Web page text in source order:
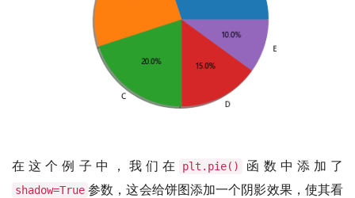
在这个例子中，我们在 plt.pie() 函数中添加了
shadow=True 参数，这会给饼图添加一个阴影效果，使其看